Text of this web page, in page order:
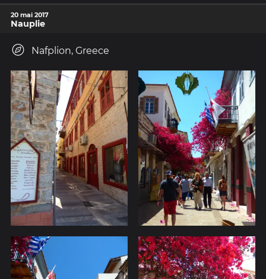
20 mai 2017
Nauplie
Nafplion, Greece